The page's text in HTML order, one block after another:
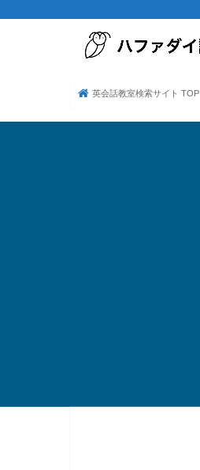
英会話教室検索サイト TOP